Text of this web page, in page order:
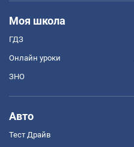
Моя школа
ГДЗ
Онлайн уроки
ЗНО
Авто
Тест Драйв